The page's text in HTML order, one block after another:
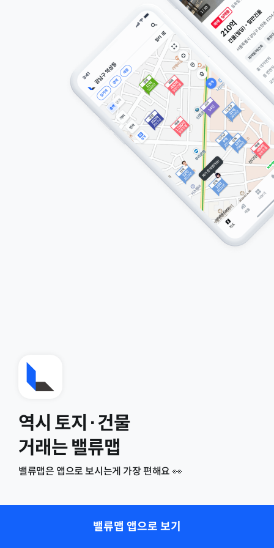
역시 토지·건물
거래는 밸류맵
밸류맵은 앱으로 보시는게 가장 편해요 👀
밸류맵 앱으로 보기